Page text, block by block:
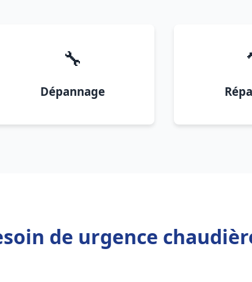
🔧
Dépannage
de urgence